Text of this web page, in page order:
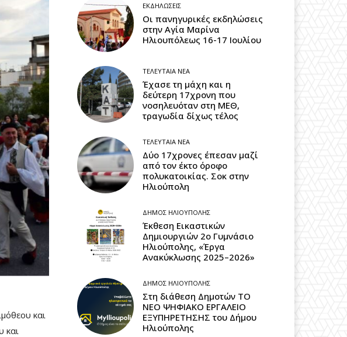
και
και
ΕΚΔΗΛΏΣΕΙΣ
Οι πανηγυρικές εκδηλώσεις
στην Αγία Μαρίνα
Ηλιουπόλεως 16-17 Ιουλίου
ΤΕΛΕΥΤΑΊΑ ΝΈΑ
Έχασε τη μάχη και η
δεύτερη 17χρονη που
νοσηλευόταν στη ΜΕΘ,
τραγωδία δίχως τέλος
ΤΕΛΕΥΤΑΊΑ ΝΈΑ
Δύο 17χρονες έπεσαν μαζί
από τον έκτο όροφο
πολυκατοικίας. Σοκ στην
Ηλιούπολη
ΔΉΜΟΣ ΗΛΙΟΎΠΟΛΗΣ
Έκθεση Εικαστικών
Δημιουργιών 2ο Γυμνάσιο
Ηλιούπολης, «Έργα
Ανακύκλωσης 2025–2026»
ΔΉΜΟΣ ΗΛΙΟΎΠΟΛΗΣ
Στη διάθεση Δημοτών ΤΟ
ΝΕΟ ΨΗΦΙΑΚΟ ΕΡΓΑΛΕΙΟ
ΕΞΥΠΗΡΕΤΗΣΗΣ του Δήμου
Ηλιούπολης